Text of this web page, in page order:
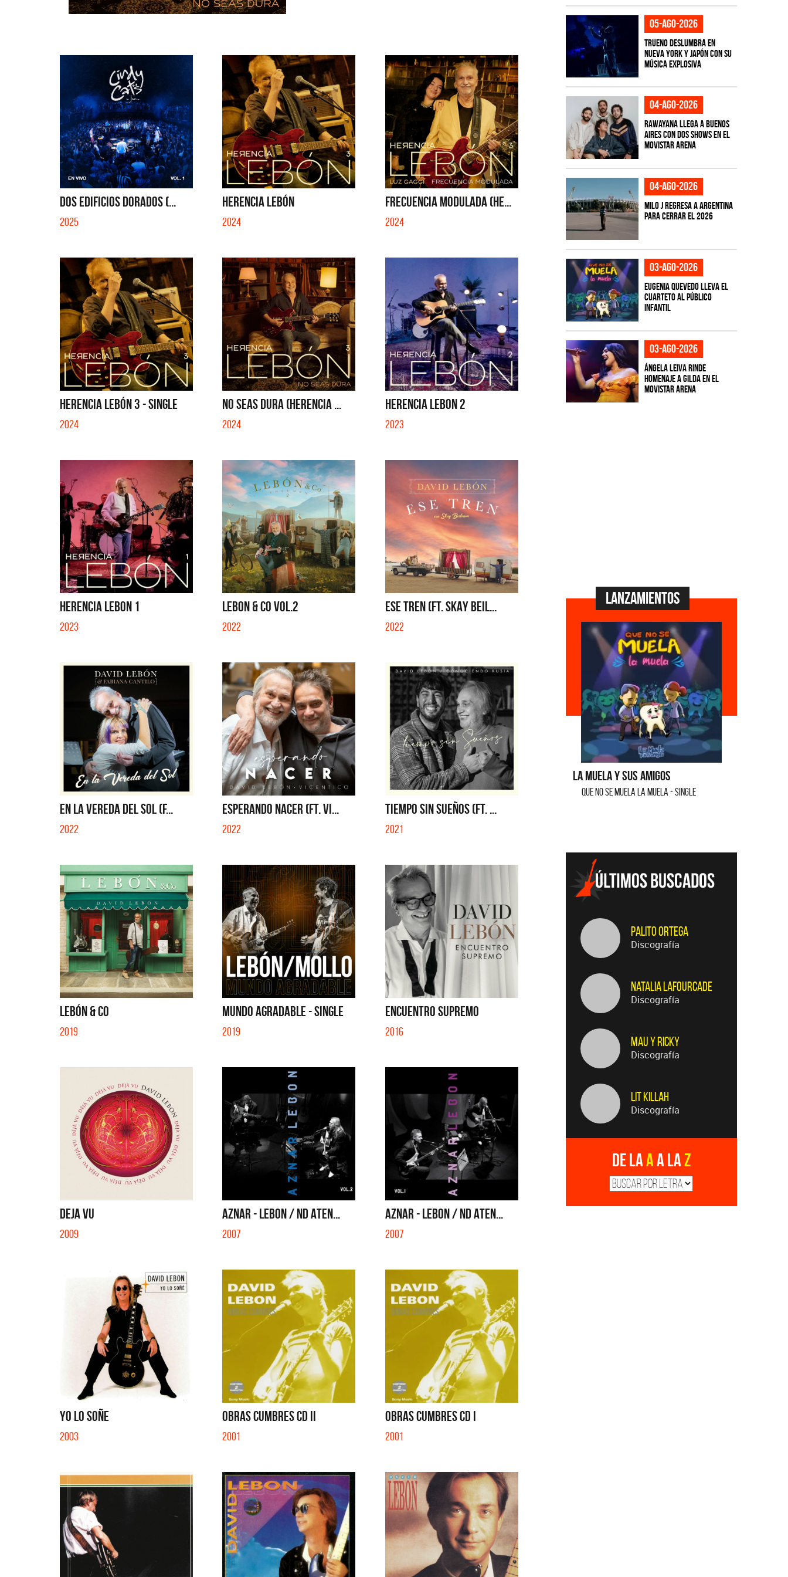
DOS EDIFICIOS DORADOS (...
2025
HERENCIA LEBÓN
2024
FRECUENCIA MODULADA (HE...
2024
HERENCIA LEBÓN 3 - SINGLE
2024
NO SEAS DURA (HERENCIA ...
2024
HERENCIA LEBON 2
2023
HERENCIA LEBON 1
2023
LEBON & CO VOL.2
2022
ESE TREN (FT. SKAY BEIL...
2022
EN LA VEREDA DEL SOL (F...
2022
ESPERANDO NACER (FT. VI...
2022
TIEMPO SIN SUEÑOS (FT. ...
2021
LEBÓN & CO
2019
MUNDO AGRADABLE - SINGLE
2019
ENCUENTRO SUPREMO
2016
DEJA VU
2009
AZNAR - LEBON / ND ATEN...
2007
AZNAR - LEBON / ND ATEN...
2007
YO LO SOÑE
2003
OBRAS CUMBRES CD II
2001
OBRAS CUMBRES CD I
2001
05-ago-2026
TRUENO deslumbra en
Nueva York y Japón con su
música explosiva
04-ago-2026
Rawayana llega a Buenos
Aires con dos shows en el
Movistar Arena
04-ago-2026
Milo J regresa a Argentina
para cerrar el 2026
03-ago-2026
Eugenia Quevedo lleva el
cuarteto al público
infantil
03-ago-2026
Ángela Leiva rinde
homenaje a Gilda en el
Movistar Arena
Lanzamientos
Benito Cerati
EN EL CIBER (LADO BE) - EP
La Muela y Sus Amigos
QUE NO SE MUELA LA MUELA - SINGLE
La Muela y Sus Amigos
QUE NO SE MUELA LA MUELA - SINGLE
Palito Ortega
Discografía
Natalia LaFourcade
Discografía
Mau y Ricky
Discografía
Lit Killah
Discografía
De laAa laZ